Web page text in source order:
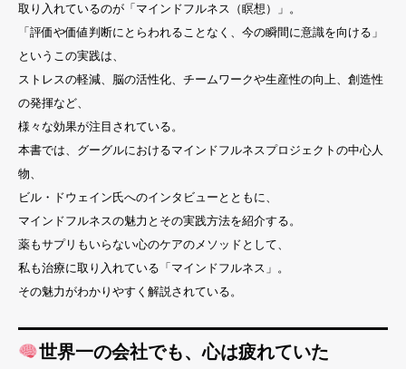
取り入れているのが「マインドフルネス（瞑想）」。
「評価や価値判断にとらわれることなく、今の瞬間に意識を向ける」
というこの実践は、
ストレスの軽減、脳の活性化、チームワークや生産性の向上、創造性
の発揮など、
様々な効果が注目されている。
本書では、グーグルにおけるマインドフルネスプロジェクトの中心人
物、
ビル・ドウェイン氏へのインタビューとともに、
マインドフルネスの魅力とその実践方法を紹介する。
薬もサプリもいらない心のケアのメソッドとして、
私も治療に取り入れている「マインドフルネス」。
その魅力がわかりやすく解説されている。
世界一の会社でも、心は疲れていた